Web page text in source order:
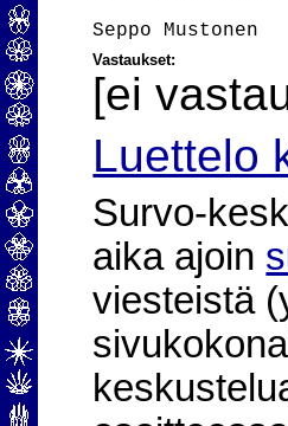
Vastaukset:
[ei
Luettelo
Survo-
aika ajoin
viesteistä